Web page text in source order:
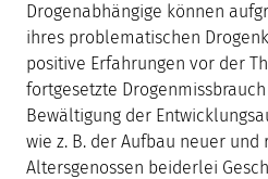
Drogenabhängige können
ihres problematischen
positive Erfahrungen vor der
fortgesetzte
Bewältigung der
wie z. B. der Aufbau neuer
Altersgenossen beiderlei